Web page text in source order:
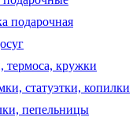
подарочная
термоса, кружки
статуэтки, копилки
пепельницы